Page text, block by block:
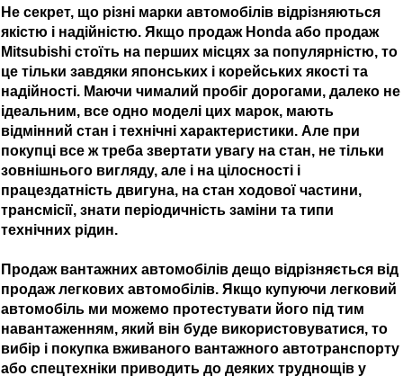
Не секрет, що різні марки автомобілів відрізняються
якістю і надійністю. Якщо продаж Honda або продаж
Mitsubishi стоїть на перших місцях за популярністю, то
це тільки завдяки японських і корейських якості та
надійності. Маючи чималий пробіг дорогами, далеко не
ідеальним, все одно моделі цих марок, мають
відмінний стан і технічні характеристики. Але при
покупці все ж треба звертати увагу на стан, не тільки
зовнішнього вигляду, але і на цілосності і
працездатність двигуна, на стан ходової частини,
трансмісії, знати періодичність заміни та типи
технічних рідин.
Продаж вантажних автомобілів дещо відрізняється від
продаж легкових автомобілів. Якщо купуючи легковий
автомобіль ми можемо протестувати його під тим
навантаженням, який він буде використовуватися, то
вибір і покупка вживаного вантажного автотранспорту
або спецтехніки приводить до деяких труднощів у